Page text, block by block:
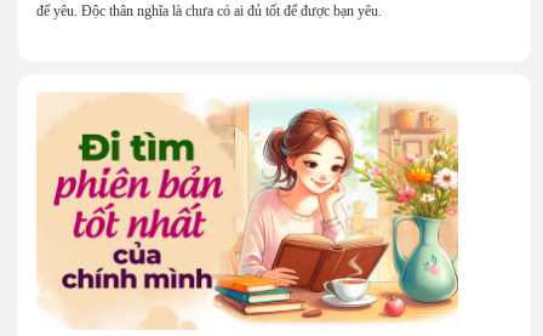
để yêu. Độc thân nghĩa là chưa có ai đủ tốt để được bạn yêu.